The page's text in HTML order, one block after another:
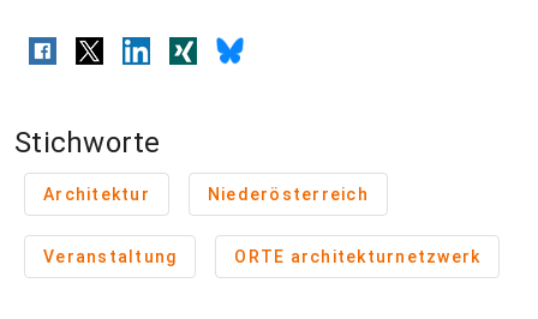
Stichworte
Architektur Niederösterreich
Veranstaltung ORTE architekturnetzwerk